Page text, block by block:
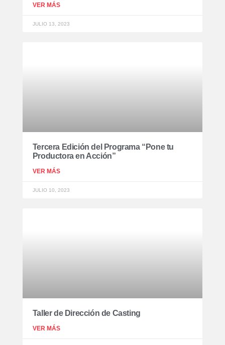
VER MÁS
JULIO 13, 2023
Tercera Edición del Programa “Pone tu
Productora en Acción”
VER MÁS
JULIO 10, 2023
Taller de Dirección de Casting
VER MÁS